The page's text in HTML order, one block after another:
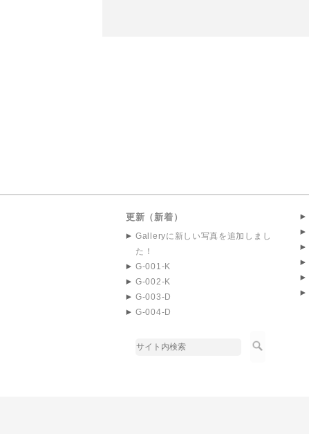
更新（新着）
Galleryに新しい写真を追加しまし
た！
G-001-K
G-002-K
G-003-D
G-004-D